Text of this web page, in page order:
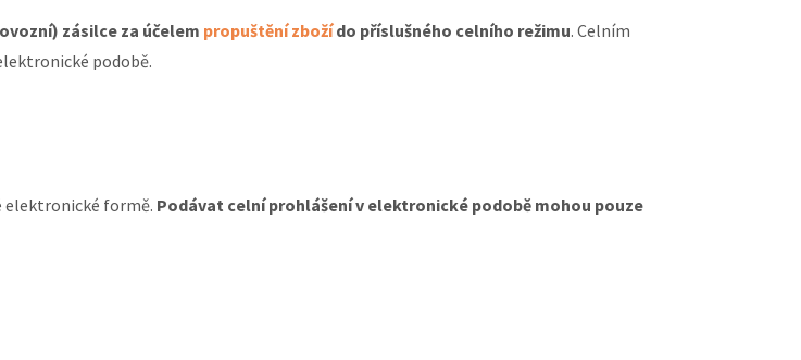
zásilce za účelem propuštění zbožído příslušného celního režimu. Celním
podobě.
elektronické formě. Podávat celní prohlášení v elektronické podobě mohou pouze